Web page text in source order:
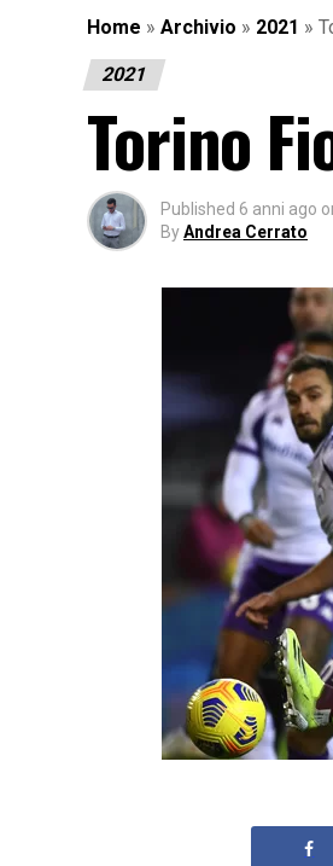
Home » Archivio » 2021 »
2021
Torino
Published 6 anni ago
ByAndrea Cerrato